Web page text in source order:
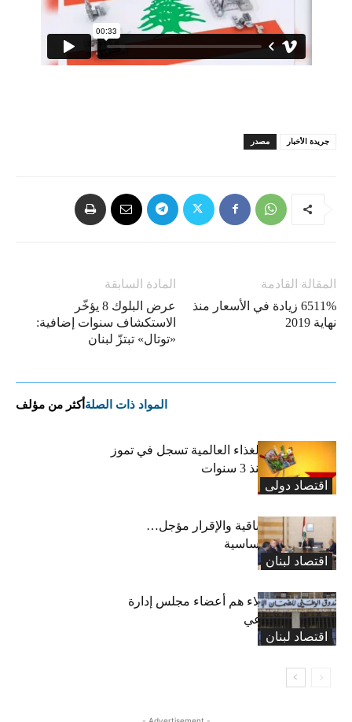
مصدر جريدة الأخبار
المادة السابقة
عرض البلوك 8 يؤخّر
الاستكشاف سنوات إضافية:
«توتال» تبتزّ لبنان
المقالة القادمة
6511% زيادة في الأسعار منذ
نهاية 2019
المواد ذات الصلةأكثر من مؤلف
اقتصاد دولی
“الفاو”: أسعار الغذاء العالمية تسجل في تموز
أعلى مستوى منذ 3 سنوات
اقتصاد لبنان
رسوم النفايات باقية والإقرار مؤجل…
واستثناء لمواد أساسية
اقتصاد لبنان
بعد 19 عاماً: هؤلاء هم أعضاء مجلس إدارة
الضمان الاجتماعي
- Advertisement -